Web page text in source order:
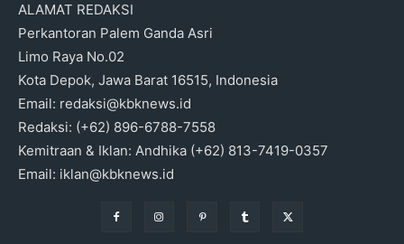
ALAMAT REDAKSI
Perkantoran Palem Ganda Asri
Limo Raya No.02
Kota Depok, Jawa Barat 16515, Indonesia
Email: redaksi@kbknews.id
Redaksi: (+62) 896-6788-7558
Kemitraan & Iklan: Andhika (+62) 813-7419-0357
Email: iklan@kbknews.id